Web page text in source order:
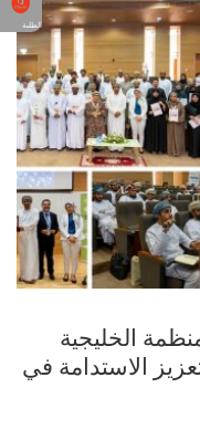
الخليجية
الاستدامة في
الطلبة